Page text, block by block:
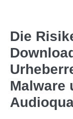
Die
Malware